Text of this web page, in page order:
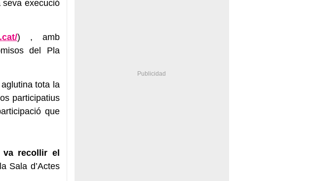
seva execució
cat/) , amb
del Pla
tota la
participatius
que
va recollir el
Sala d’Actes